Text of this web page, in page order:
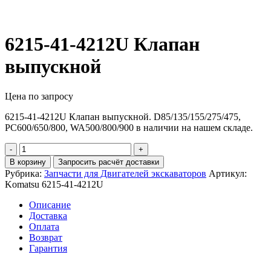
6215-41-4212U Клапан
выпускной
Цена по запросу
6215-41-4212U Клапан выпускной. D85/135/155/275/475,
PC600/650/800, WA500/800/900 в наличии на нашем складе.
Количество
6215-
41-
4212U
Клапан
выпускной
В корзину Запросить расчёт доставки
Рубрика: Запчасти для Двигателей экскаваторов Артикул:
Komatsu 6215-41-4212U
Описание
Доставка
Оплата
Возврат
Гарантия